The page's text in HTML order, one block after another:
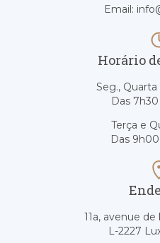
Email:
Horário
Seg.,
Das
Terça e
Das
11a, avenue
L-2227